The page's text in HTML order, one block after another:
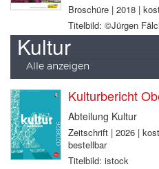
Broschüre | 2018 |
Titelbild: ©Jürgen
Kultur
Alle anzeigen
Kulturbericht
Abteilung Kultur
Zeitschrift | 2026 |
bestellbar
Titelbild: istock